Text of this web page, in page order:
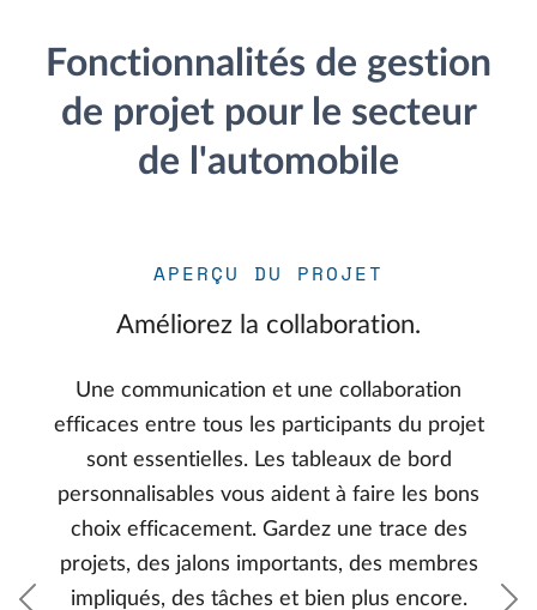
Fonctionnalités de gestion
de projet pour le secteur
de l'automobile
APERÇU DU PROJET
Améliorez la collaboration.
Une communication et une collaboration
efficaces entre tous les participants du projet
sont essentielles. Les tableaux de bord
personnalisables vous aident à faire les bons
choix efficacement. Gardez une trace des
projets, des jalons importants, des membres
impliqués, des tâches et bien plus encore.